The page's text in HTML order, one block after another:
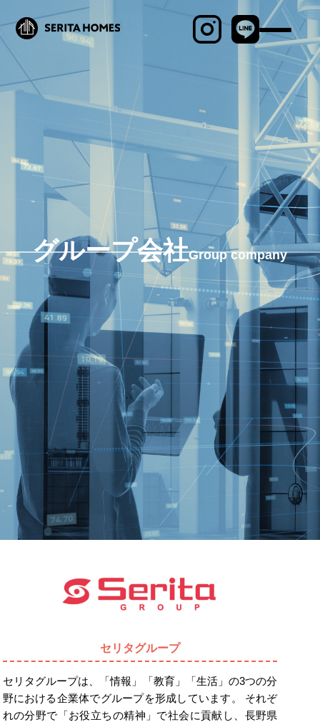
最新物件情報
見学会・イベント
商品ラインナップ
セリタホームズが
大切にしていること
土地建物の売却相談
ブログ
施工事例
MABAYUI
CONTACT
会社概要
インフォメーション
Q&A
採用
オーナー専用ページ
プライバシーポリシー
グループ会社Group company
セリタグループ
セリタグループは、「情報」「教育」「生活」の3つの分
野における企業体でグループを形成しています。 それぞ
れの分野で「お役立ちの精神」で社会に貢献し、長野県